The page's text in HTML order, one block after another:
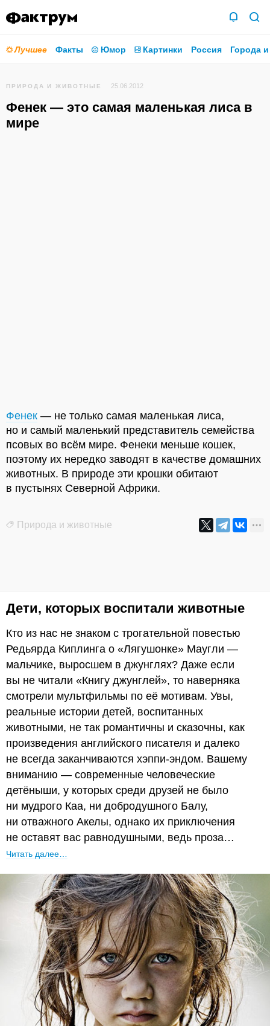
Лучшее Факты Юмор Картинки Россия Города
ПРИРОДА И ЖИВОТНЫЕ 25.06.2012
Фенек — это самая маленькая лиса в
мире
Фенек — не только самая маленькая лиса,
но и самый маленький представитель семейства
псовых во всём мире. Фенеки меньше кошек,
поэтому их нередко заводят в качестве домашних
животных. В природе эти крошки обитают
в пустынях Северной Африки.
Природа и животные
Дети, которых воспитали животные
Кто из нас не знаком с трогательной повестью
Редьярда Киплинга о «Лягушонке» Маугли —
мальчике, выросшем в джунглях? Даже если
вы не читали «Книгу джунглей», то наверняка
смотрели мультфильмы по её мотивам. Увы,
реальные истории детей, воспитанных
животными, не так романтичны и сказочны, как
произведения английского писателя и далеко
не всегда заканчиваются хэппи-эндом. Вашему
вниманию — современные человеческие
детёныши, у которых среди друзей не было
ни мудрого Каа, ни добродушного Балу,
ни отважного Акелы, однако их приключения
не оставят вас равнодушными, ведь проза…
Читать далее…